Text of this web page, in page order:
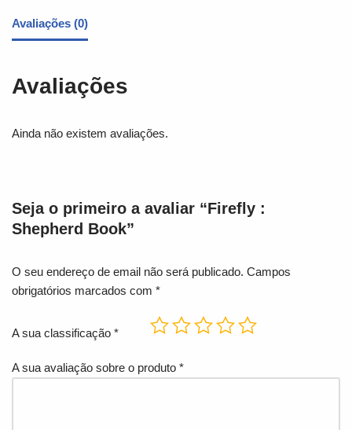
Avaliações (0)
Avaliações
Ainda não existem avaliações.
Seja o primeiro a avaliar “Firefly :
Shepherd Book”
O seu endereço de email não será publicado. Campos
obrigatórios marcados com *
A sua classificação *
A sua avaliação sobre o produto *